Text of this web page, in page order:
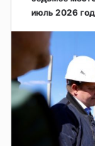
июль 2026